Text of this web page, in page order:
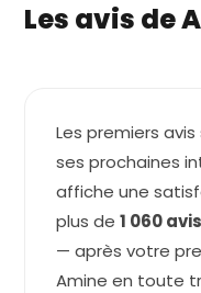
Les avis de
Les premiers
ses prochaines
affiche une
plus de1 060
— après votre
Amine en toute